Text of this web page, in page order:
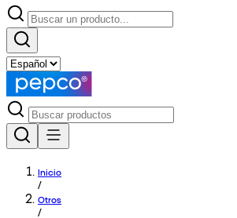
Inicio
/
Otros
/